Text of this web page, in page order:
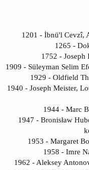
1201 - İbnü'l Cevzî,
1265 -
1752 -
1909 - Süleyman Selim
1929 - Oldfield
1940 - Joseph Meister,
1944 - Marc
1947 - Bronisław
1953 - Margaret
1958 - Imre
1962 - Aleksey